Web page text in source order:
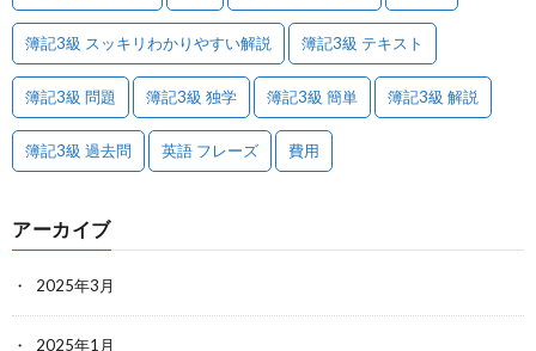
簿記3級 スッキリわかりやすい解説 簿記3級 テキスト
簿記3級 問題 簿記3級 独学 簿記3級 簡単 簿記3級 解説
簿記3級 過去問 英語 フレーズ 費用
アーカイブ
2025年3月
2025年1月